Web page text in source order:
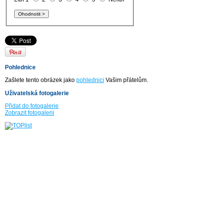
Pohlednice
Zašlete tento obrázek jako pohlednici Vašim přátelům.
Uživatelská fotogalerie
Přidat do fotogalerie
Zobrazit fotogalerii